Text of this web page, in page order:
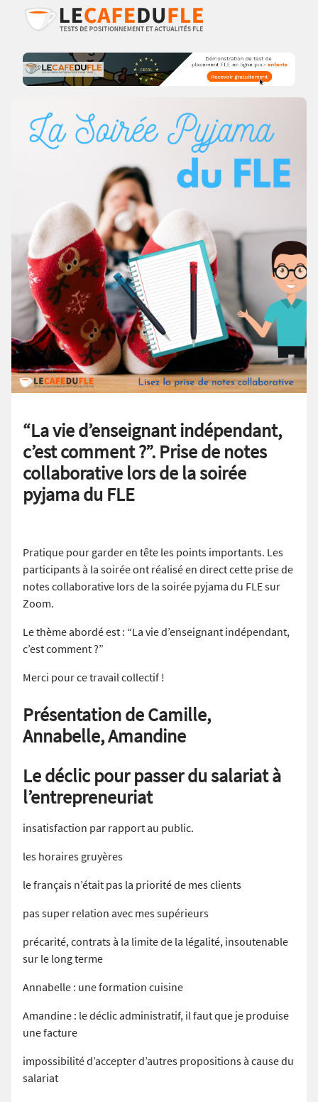
“La vie d’enseignant indépendant,
c’est comment ?”. Prise de notes
collaborative lors de la soirée
pyjama du FLE
Pratique pour garder en tête les points importants. Les
participants à la soirée ont réalisé en direct cette prise de
notes collaborative lors de la soirée pyjama du FLE sur
Zoom.
Le thème abordé est : “La vie d’enseignant indépendant,
c’est comment ?”
Merci pour ce travail collectif !
Présentation de Camille,
Annabelle, Amandine
Le déclic pour passer du salariat à
l’entrepreneuriat
insatisfaction par rapport au public.
les horaires gruyères
le français n’était pas la priorité de mes clients
pas super relation avec mes supérieurs
précarité, contrats à la limite de la légalité, insoutenable
sur le long terme
Annabelle : une formation cuisine
Amandine : le déclic administratif, il faut que je produise
une facture
impossibilité d’accepter d’autres propositions à cause du
salariat